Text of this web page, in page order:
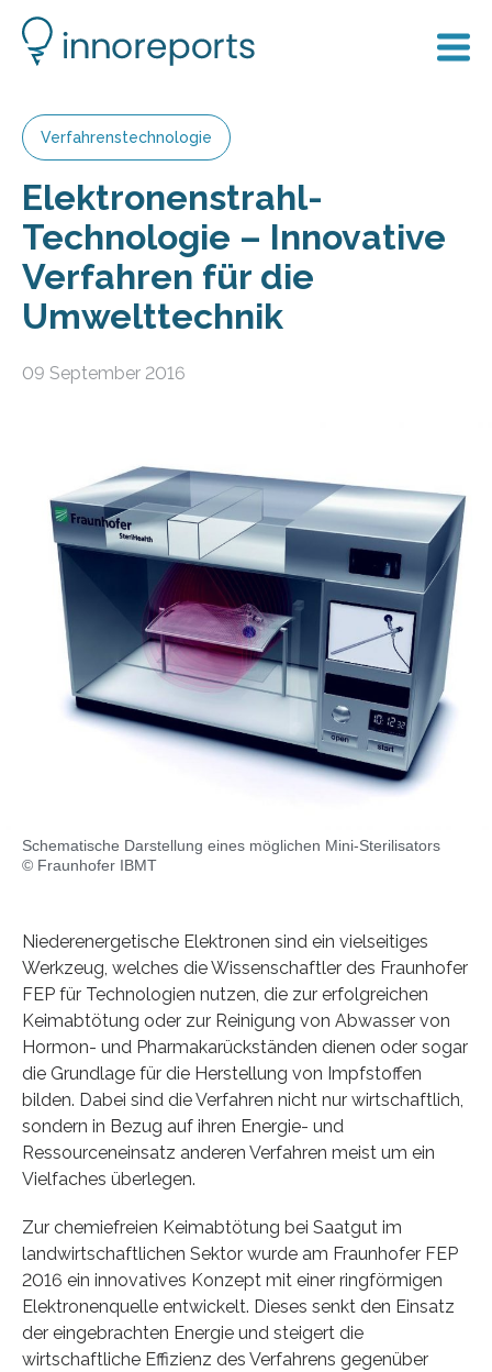
Verfahrenstechnologie
Elektronenstrahl-
Technologie – Innovative
Verfahren für die
Umwelttechnik
09 September 2016
Schematische Darstellung eines möglichen Mini-Sterilisators
© Fraunhofer IBMT
Niederenergetische Elektronen sind ein vielseitiges
Werkzeug, welches die Wissenschaftler des Fraunhofer
FEP für Technologien nutzen, die zur erfolgreichen
Keimabtötung oder zur Reinigung von Abwasser von
Hormon- und Pharmakarückständen dienen oder sogar
die Grundlage für die Herstellung von Impfstoffen
bilden. Dabei sind die Verfahren nicht nur wirtschaftlich,
sondern in Bezug auf ihren Energie- und
Ressourceneinsatz anderen Verfahren meist um ein
Vielfaches überlegen.
Zur chemiefreien Keimabtötung bei Saatgut im
landwirtschaftlichen Sektor wurde am Fraunhofer FEP
2016 ein innovatives Konzept mit einer ringförmigen
Elektronenquelle entwickelt. Dieses senkt den Einsatz
der eingebrachten Energie und steigert die
wirtschaftliche Effizienz des Verfahrens gegenüber